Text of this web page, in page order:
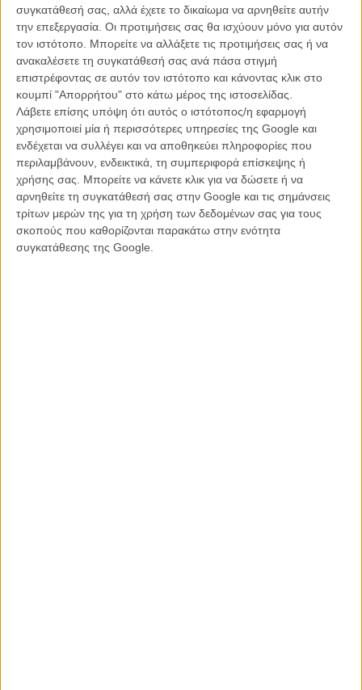
συγκατάθεσή σας, αλλά έχετε το δικαίωμα να αρνηθείτε αυτήν
την επεξεργασία. Οι προτιμήσεις σας θα ισχύουν μόνο για αυτόν
τον ιστότοπο. Μπορείτε να αλλάξετε τις προτιμήσεις σας ή να
ανακαλέσετε τη συγκατάθεσή σας ανά πάσα στιγμή
επιστρέφοντας σε αυτόν τον ιστότοπο και κάνοντας κλικ στο
κουμπί "Απορρήτου" στο κάτω μέρος της ιστοσελίδας.
Λάβετε επίσης υπόψη ότι αυτός ο ιστότοπος/η εφαρμογή
χρησιμοποιεί μία ή περισσότερες υπηρεσίες της Google και
ενδέχεται να συλλέγει και να αποθηκεύει πληροφορίες που
περιλαμβάνουν, ενδεικτικά, τη συμπεριφορά επίσκεψης ή
χρήσης σας. Μπορείτε να κάνετε κλικ για να δώσετε ή να
αρνηθείτε τη συγκατάθεσή σας στην Google και τις σημάνσεις
τρίτων μερών της για τη χρήση των δεδομένων σας για τους
σκοπούς που καθορίζονται παρακάτω στην ενότητα
συγκατάθεσης της Google.